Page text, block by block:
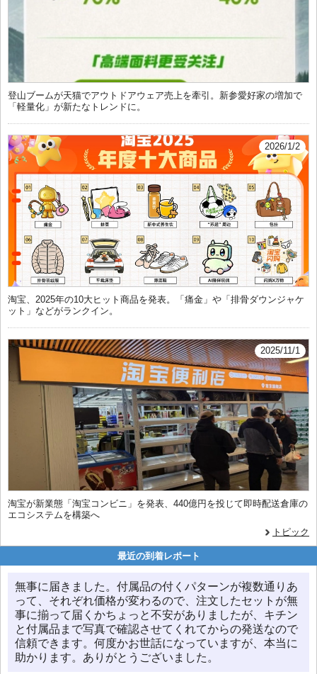
登山ブームが天猫でアウトドアウェア売上を牽引。新参愛好家の増加で
「軽量化」が新たなトレンドに。
2026/1/2
淘宝、2025年の10大ヒット商品を発表。「痛金」や「排骨ダウンジャケ
ット」などがランクイン。
2025/11/1
淘宝が新業態「淘宝コンビニ」を発表、440億円を投じて即時配送倉庫の
エコシステムを構築へ
トピック
最近の到着レポート
無事に届きました。付属品の付くパターンが複数通りあ
って、それぞれ価格が変わるので、注文したセットが無
事に揃って届くかちょっと不安がありましたが、キチン
と付属品まで写真で確認させてくれてからの発送なので
信頼できます。何度かお世話になっていますが、本当に
助かります。ありがとうございました。